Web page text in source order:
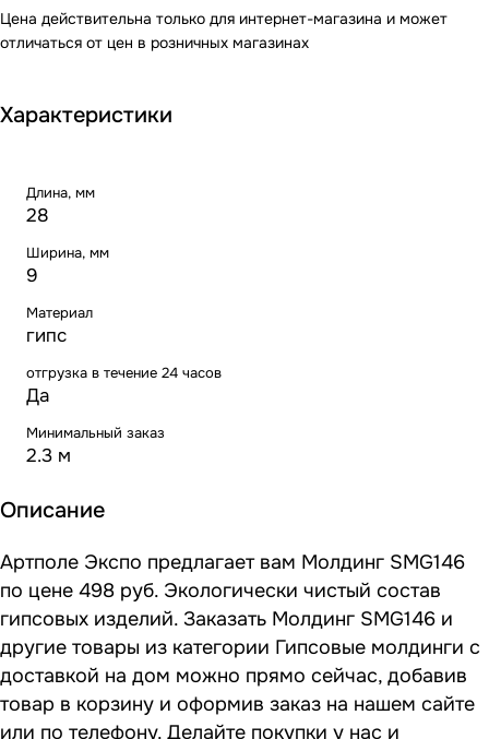
Цена действительна только для интернет-магазина и может
отличаться от цен в розничных магазинах
Характеристики
Длина, мм
28
Ширина, мм
9
Материал
гипс
отгрузка в течение 24 часов
Да
Минимальный заказ
2.3 м
Описание
Артполе Экспо предлагает вам Молдинг SMG146
по цене 498 руб. Экологически чистый состав
гипсовых изделий. Заказать Молдинг SMG146 и
другие товары из категории Гипсовые молдинги с
доставкой на дом можно прямо сейчас, добавив
товар в корзину и оформив заказ на нашем сайте
или по телефону. Делайте покупки у нас и